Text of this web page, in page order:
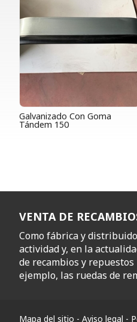
Galvanizado Con Goma
Tándem 150
VENTA DE
Como fábrica y
actividad y, en la
de recambios y
ejemplo, las ruedas de
Mapa del sitio - Aviso legal -